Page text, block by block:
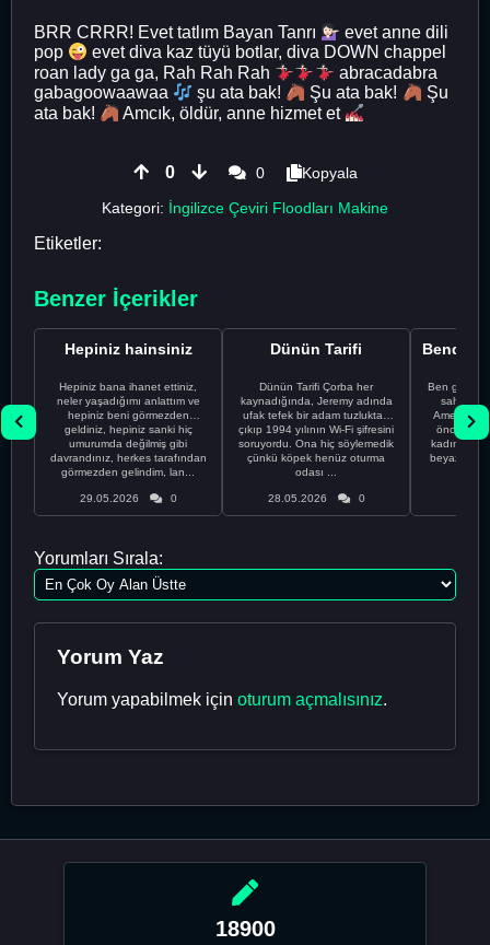
BRR CRRR! Evet tatlım Bayan Tanrı
evet anne dili
pop
evet diva kaz tüyü botlar, diva DOWN chappel
roan lady ga ga, Rah Rah Rah
abracadabra
gabagoowaawaa
şu ata bak! Şu ata bak!
Şu
ata bak!
Amcık, öldür, anne hizmet et
0 0
Kopyala
Kategori: İngilizce Çeviri Floodları Makine
Etiketler:
Benzer İçerikler
Hepiniz hainsiniz
Hepiniz bana ihanet ettiniz,
neler yaşadığımı anlattım ve
hepiniz beni görmezden
geldiniz, hepiniz sanki hiç
umurumda değilmiş gibi
davrandınız, herkes tarafından
görmezden gelindim, lan...
29.05.2026 0
Dünün Tarifi
Dünün Tarifi Çorba her
kaynadığında, Jeremy adında
ufak tefek bir adam tuzluktan
çıkıp 1994 yılının Wi-Fi şifresini
soruyordu. Ona hiç söylemedik
çünkü köpek henüz oturma
odası ...
28.05.2026 0
Ben gururlu
sahip
önce
kadınla
beyaz
Yorumları Sırala:
Yorum Yaz
Yorum yapabilmek için oturum açmalısınız.
18900